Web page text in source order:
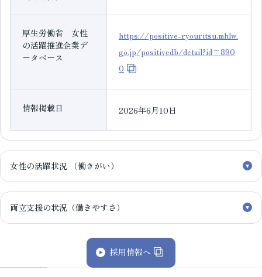
厚生労働省 女性
の活躍推進企業デ
ータベース
https://positive-ryouritsu.mhlw.
go.jp/positivedb/detail?id=890
0
情報掲載日 2026年6月10日
女性の活躍状況 （働きがい）
両立支援の状況（働きやすさ）
採用情報へ